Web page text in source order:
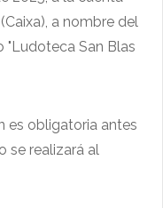
a nombre del
"Ludoteca San Blas
es obligatoria antes
se realizará al